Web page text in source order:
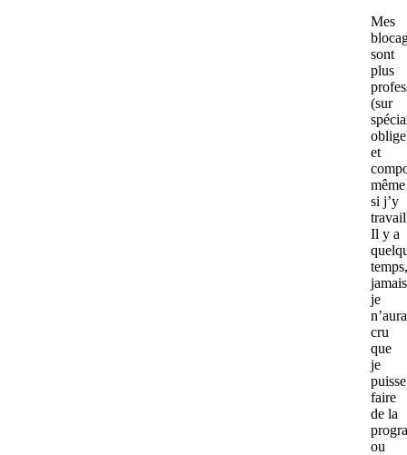
Mes
sont
plus
(sur
et
même
si j’y
Il y a
temps,
jamais
je
cru
que
je
puisse
faire
de la
ou